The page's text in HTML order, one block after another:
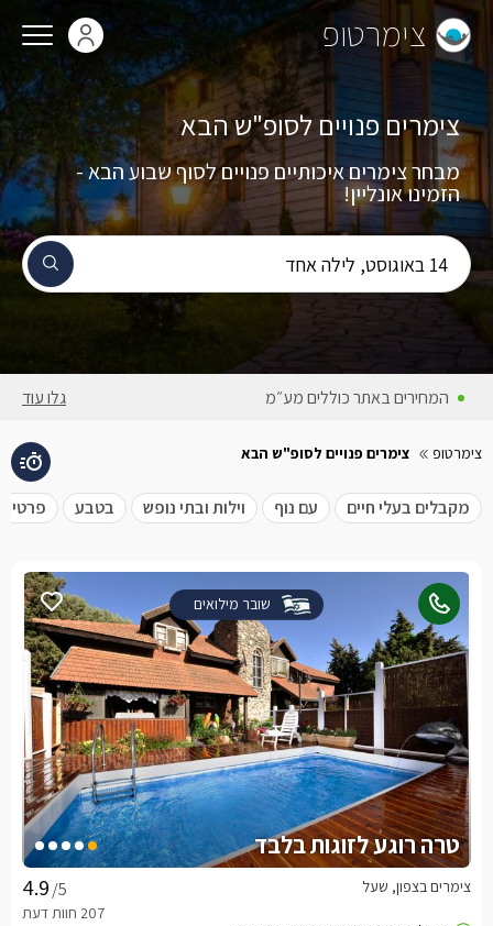
צימרטופ
14 באוגוסט, לילה אחד תאריך
יום שישי,
צימרים פנויים לסופ"ש הבא
מבחר צימרים איכותיים פנויים לסוף שבוע הבא -
הזמינו אונליין!
המחירים באתר כוללים מע״מ גלו עוד
צימרטופ צימרים פנויים לסופ"ש הבא
מקבלים בעלי חיים עם נוף וילות ובתי נופש בטבע
₪10500
שובר מילואים
טרה רוגע לזוגות בלבד
/5 צימרים בצפון, שעל